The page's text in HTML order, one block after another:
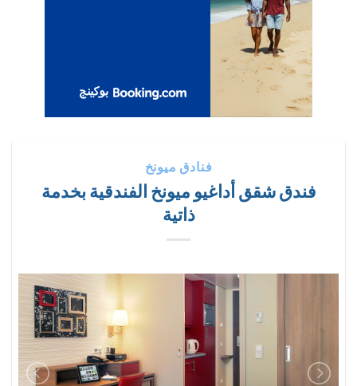
فنادق ميونخ
فندق شقق أداغيو ميونخ الفندقية بخدمة
ذاتية